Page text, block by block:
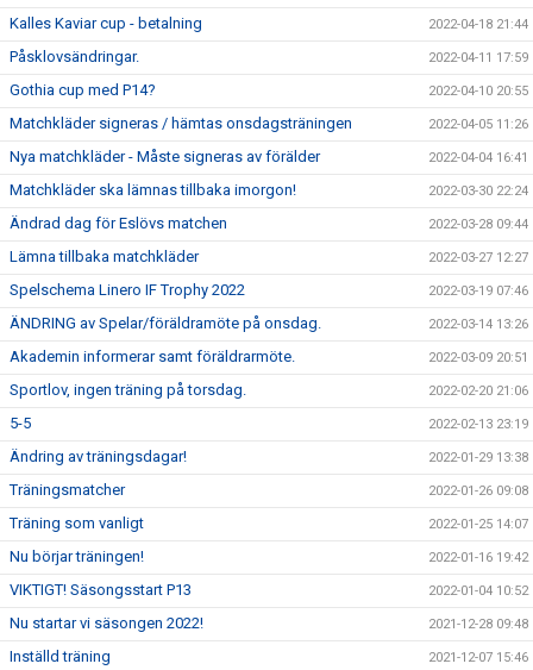
Kalles Kaviar cup - betalning 2022-04-18 21:44
Påsklovsändringar. 2022-04-11 17:59
Gothia cup med P14? 2022-04-10 20:55
Matchkläder signeras / hämtas onsdagsträningen 2022-04-05 11:26
Nya matchkläder - Måste signeras av förälder 2022-04-04 16:41
Matchkläder ska lämnas tillbaka imorgon! 2022-03-30 22:24
Ändrad dag för Eslövs matchen 2022-03-28 09:44
Lämna tillbaka matchkläder 2022-03-27 12:27
Spelschema Linero IF Trophy 2022 2022-03-19 07:46
ÄNDRING av Spelar/föräldramöte på onsdag. 2022-03-14 13:26
Akademin informerar samt föräldrarmöte. 2022-03-09 20:51
Sportlov, ingen träning på torsdag. 2022-02-20 21:06
5-5 2022-02-13 23:19
Ändring av träningsdagar! 2022-01-29 13:38
Träningsmatcher 2022-01-26 09:08
Träning som vanligt 2022-01-25 14:07
Nu börjar träningen! 2022-01-16 19:42
VIKTIGT! Säsongsstart P13 2022-01-04 10:52
Nu startar vi säsongen 2022! 2021-12-28 09:48
Inställd träning 2021-12-07 15:46